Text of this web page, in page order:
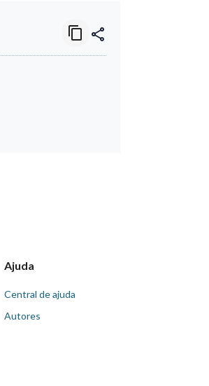
Ajuda
Central de ajuda
Autores